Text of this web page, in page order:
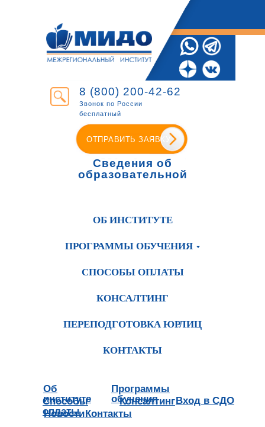
8 (800) 200-42-62
Звонок по России
бесплатный
ОТПРАВИТЬ ЗАЯВКУ
Сведения об
образовательной
ОБ ИНСТИТУТЕ
ПРОГРАММЫ ОБУЧЕНИЯ
СПОСОБЫ ОПЛАТЫ
КОНСАЛТИНГ
ПЕРЕПОДГОТОВКА ЮРЛИЦ
КОНТАКТЫ
Об
институте
Программы
обучения
Способы
оплаты
Консалтинг
Новости
Вход в СДО
Контакты